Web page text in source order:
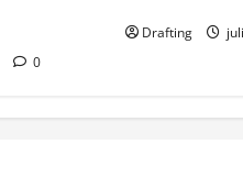
0
Drafting